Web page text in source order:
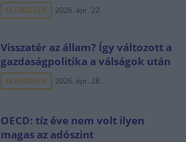
ELEMZÉSEK 2026. ápr. 22.
Visszatér az állam? Így változott a
gazdaságpolitika a válságok után
ELEMZÉSEK 2026. ápr. 28.
OECD: tíz éve nem volt ilyen
magas az adószint